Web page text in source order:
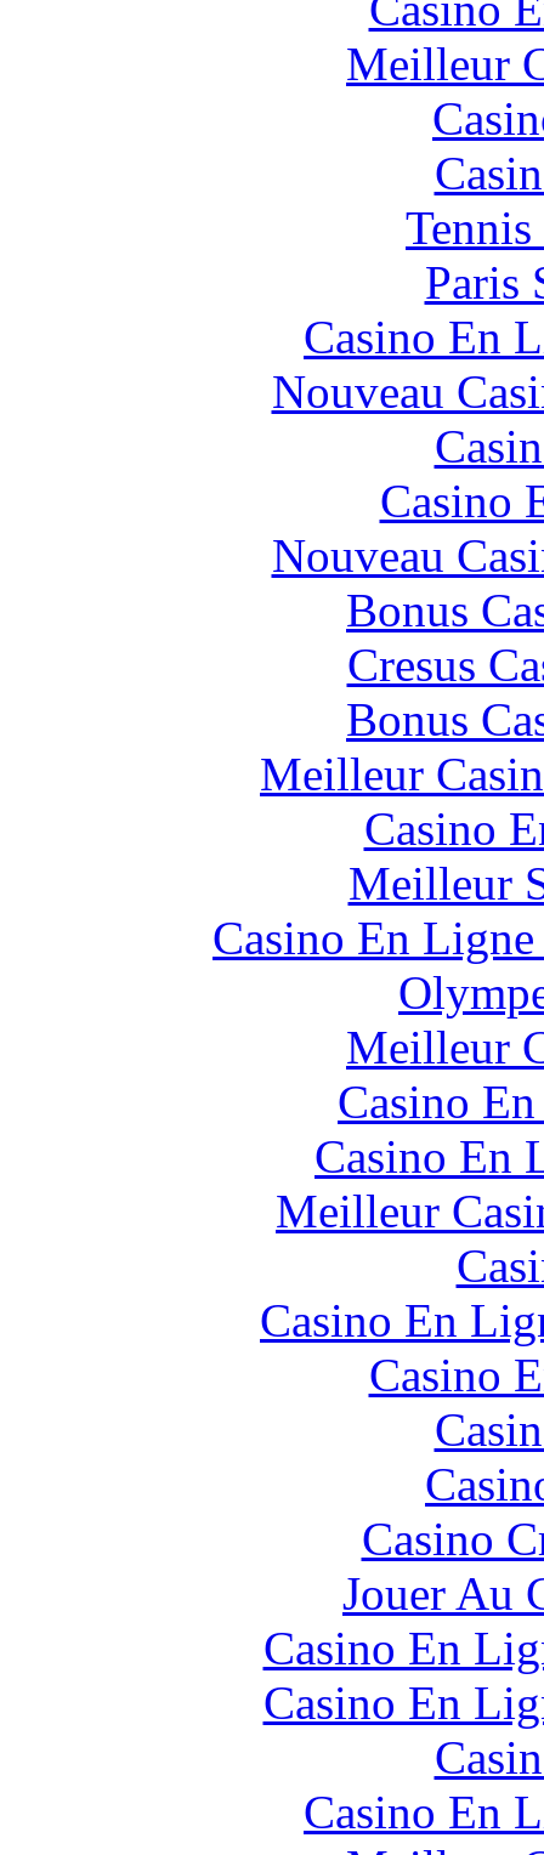
Meilleur
Paris
Casino En
Nouveau
Casino
Nouveau
Bonus
Cresus
Bonus
Meilleur
Casino
Meilleur
Casino En
Meilleur
Casino
Casino En
Meilleur
Casino En
Casino
Casino
Jouer Au
Casino En
Casino En
Casino En